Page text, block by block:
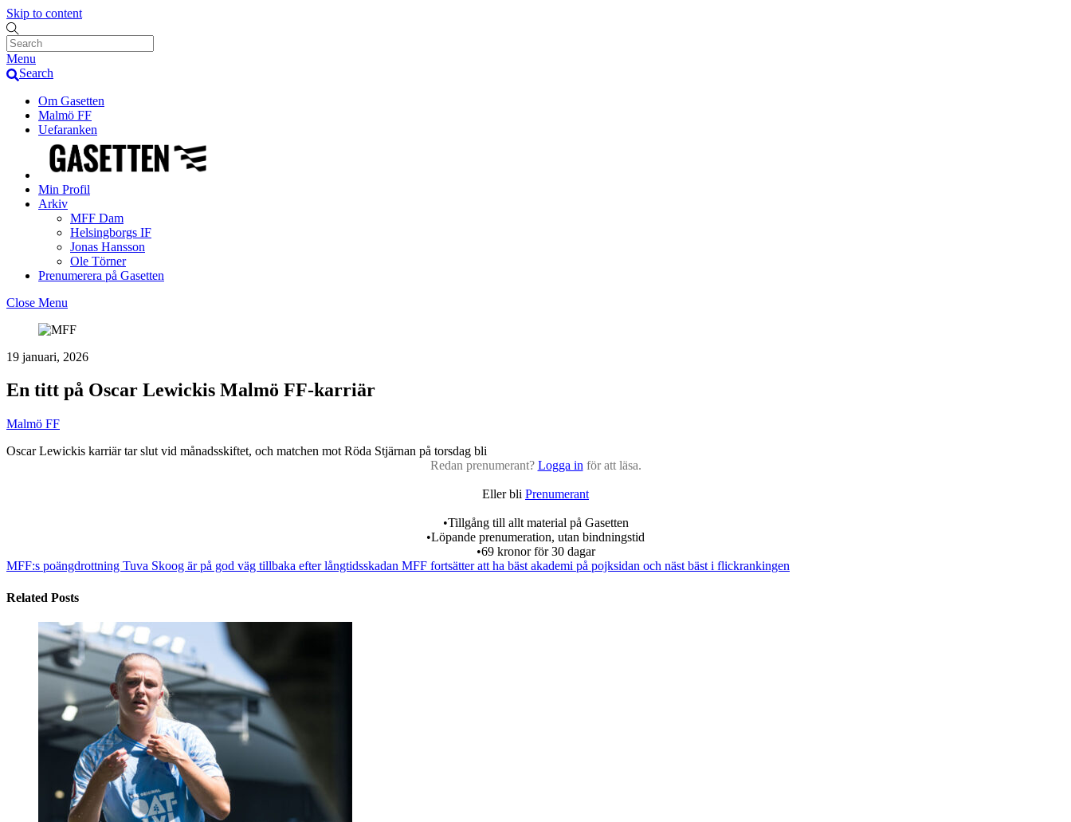
Skip to content
Menu
Search
Om Gasetten
Malmö FF
Uefaranken
Min Profil
Arkiv
MFF Dam
Helsingborgs IF
Jonas Hansson
Ole Törner
Prenumerera på Gasetten
Close Menu
19 januari, 2026
En titt på Oscar Lewickis Malmö FF-karriär
Malmö FF
Oscar Lewickis karriär tar slut vid månadsskiftet, och matchen mot Röda Stjärnan på torsdag bli
Redan prenumerant? Logga in för att läsa.
Eller bli Prenumerant
•Tillgång till allt material på Gasetten
•Löpande prenumeration, utan bindningstid
•69 kronor för 30 dagar
MFF:s poängdrottning Tuva Skoog är på god väg tillbaka efter långtidsskadan MFF fortsätter att ha bäst akademi på pojksidan och näst bäst i flickrankingen
Related Posts